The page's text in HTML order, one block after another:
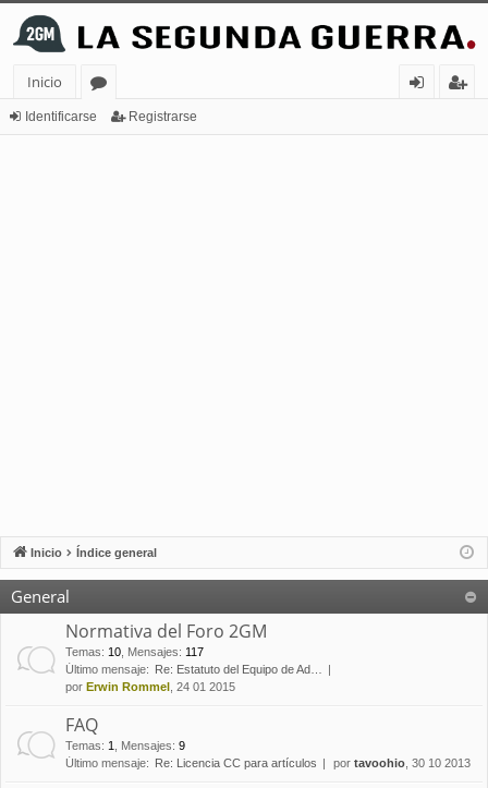
Inicio
or
Identificarse Registrarse
Inicio Índice general
General
Normativa del Foro 2GM
Temas: 10 Mensajes: 117
Último mensaje:
Re: Estatuto del Equipo de Ad…
por Erwin Rommel , 24 01 2015
FAQ
Temas: 1 Mensajes: 9
Último mensaje:
Re: Licencia CC para artículos por tavoohio , 30 10 2013